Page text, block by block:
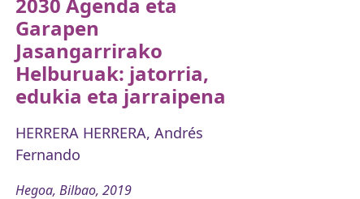
Garapen
Jasangarrirako
Helburuak: jatorria,
edukia eta jarraipena
HERRERA HERRERA, Andrés
Fernando
Hegoa, Bilbao, 2019